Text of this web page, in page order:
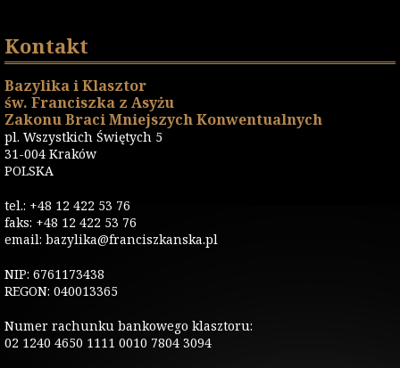
Kontakt
Bazylika i Klasztor
św. Franciszka z Asyżu
Zakonu Braci Mniejszych Konwentualnych
pl. Wszystkich Świętych 5
31-004 Kraków
POLSKA
tel.: +48 12 422 53 76
faks: +48 12 422 53 76
email: bazylika@franciszkanska.pl
NIP: 6761173438
REGON: 040013365
Numer rachunku bankowego klasztoru:
02 1240 4650 1111 0010 7804 3094